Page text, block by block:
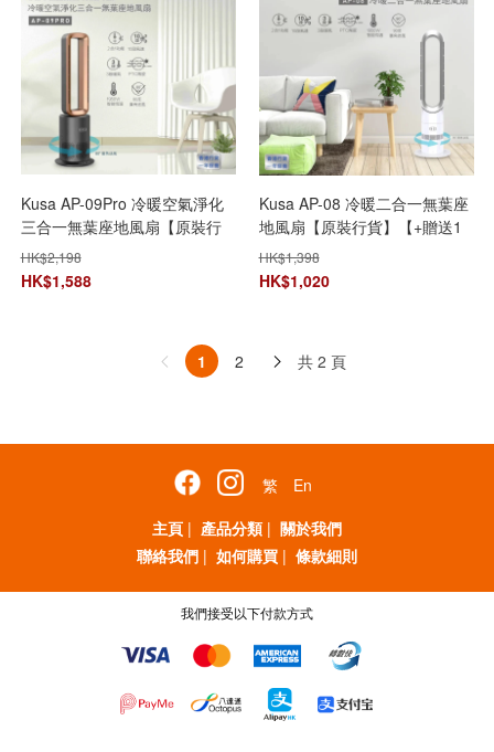
Kusa AP-09Pro 冷暖空氣淨化
三合一無葉座地風扇【原裝行
貨】【+贈送1件 Kusa M3 納米
噴霧補水器-顏色隨機發貨】
【免運費】
HK$2,198
HK$1,588
Kusa AP-08 冷暖二合一無葉座
地風扇【原裝行貨】【+贈送1
件 Kusa M3 納米噴霧補水器-顏
色隨機發貨】【免運費】
HK$1,398
HK$1,020
1 2 共 2 頁
繁
En
主頁 | 產品分類 | 關於我們
聯絡我們 | 如何購買 | 條款細則
我們接受以下付款方式